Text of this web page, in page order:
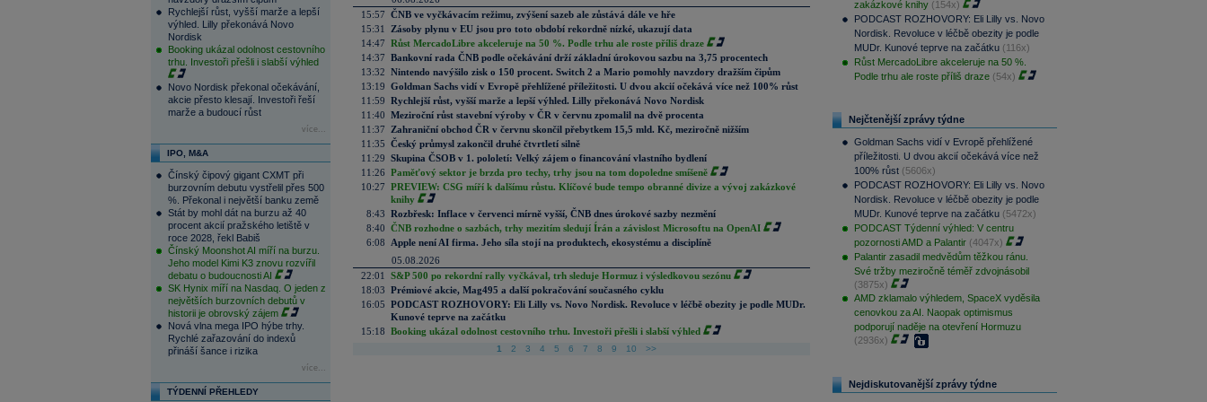
Rychlejší růst, vyšší marže a lepší
výhled. Lilly překonává Novo
Nordisk
Booking ukázal odolnost cestovního
trhu. Investoři přešli i slabší výhled
Novo Nordisk překonal očekávání,
akcie přesto klesají. Investoři řeší
marže a budoucí růst
více...
IPO, M&A
Čínský čipový gigant CXMT při
burzovním debutu vystřelil přes 500
%. Překonal i největší banku země
Stát by mohl dát na burzu až 40
procent akcií pražského letiště v
roce 2028, řekl Babiš
Čínský Moonshot AI míří na burzu.
Jeho model Kimi K3 znovu rozvířil
debatu o budoucnosti AI
SK Hynix míří na Nasdaq. O jeden z
největších burzovních debutů v
historii je obrovský zájem
Nová vlna mega IPO hýbe trhy.
Rychlé zařazování do indexů
přináší šance i rizika
více...
TÝDENNÍ PŘEHLEDY
15:57 ČNB ve vyčkávacím režimu, zvýšení sazeb ale zůstává dále ve hře
15:31
Zásoby plynu v EU jsou pro toto období rekordně nízké, ukazují data
14:47 Růst MercadoLibre akceleruje na 50 %. Podle trhu ale roste příliš draze
14:37 Bankovní rada ČNB podle očekávání drží základní úrokovou sazbu na 3,75 procentech
13:32 Nintendo navýšilo zisk o 150 procent. Switch 2 a Mario pomohly navzdory dražším čipům
13:19 Goldman Sachs vidí v Evropě přehlížené příležitosti. U dvou akcií očekává více než 100% růst
11:59 Rychlejší růst, vyšší marže a lepší výhled. Lilly překonává Novo Nordisk
11:40 Meziroční růst stavební výroby v ČR v červnu zpomalil na dvě procenta
11:37
Zahraniční obchod ČR v červnu skončil přebytkem 15,5 mld. Kč, meziročně nižším
11:35 Český průmysl zakončil druhé čtvrtletí silně
11:29 Skupina ČSOB v 1. pololetí: Velký zájem o financování vlastního bydlení
11:26 Paměťový sektor je brzda pro techy, trhy jsou na tom dopoledne smíšeně
10:27 PREVIEW: CSG míří k dalšímu růstu. Klíčové bude tempo obranné divize a vývoj zakázkové
knihy
8:43 Rozbřesk: Inflace v červenci mírně vyšší, ČNB dnes úrokové sazby nezmění
8:40 ČNB rozhodne o sazbách, trhy mezitím sledují Írán a závislost Microsoftu na OpenAI
6:08
Apple není AI firma. Jeho síla stojí na produktech, ekosystému a disciplíně
05.08.2026
22:01
S&P 500 po rekordní rally vyčkával, trh sleduje Hormuz i výsledkovou sezónu
18:03 Prémiové akcie, Mag495 a další pokračování současného cyklu
16:05 PODCAST ROZHOVORY: Eli Lilly vs. Novo Nordisk. Revoluce v léčbě obezity je podle MUDr.
Kunové teprve na začátku
15:18 Booking ukázal odolnost cestovního trhu. Investoři přešli i slabší výhled
1 2 3 4 5 6 7 8 9 10 >>
zakázkové knihy (154x)
PODCAST ROZHOVORY: Eli Lilly vs. Novo
Nordisk. Revoluce v léčbě obezity je podle
MUDr. Kunové teprve na začátku (116x)
Růst MercadoLibre akceleruje na 50 %.
Podle trhu ale roste příliš draze (54x)
Nejčtenější zprávy týdne
Goldman Sachs vidí v Evropě přehlížené
příležitosti. U dvou akcií očekává více než
100% růst (5606x)
PODCAST ROZHOVORY: Eli Lilly vs. Novo
Nordisk. Revoluce v léčbě obezity je podle
MUDr. Kunové teprve na začátku (5472x)
PODCAST Týdenní výhled: V centru
pozornosti AMD a Palantir (4047x)
Palantir zasadil medvědům těžkou ránu.
Své tržby meziročně téměř zdvojnásobil
(3875x)
AMD zklamalo výhledem, SpaceX vyděsila
cenovkou za AI. Naopak optimismus
podporují naděje na otevření Hormuzu
(2936x)
Nejdiskutovanější zprávy týdne